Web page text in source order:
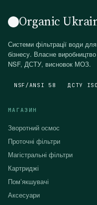
Organic
Системи фільтрації води
бізнесу. Власне
NSF, ДСТУ, висновок МОЗ.
NSF/ANSI 58 ДСТУ
МАГАЗИН
Зворотний осмос
Проточні фільтри
Магістральні фільтри
Картриджі
Помʼякшувачі
Аксесуари